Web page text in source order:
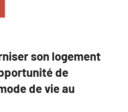
son logement
de
de vie au